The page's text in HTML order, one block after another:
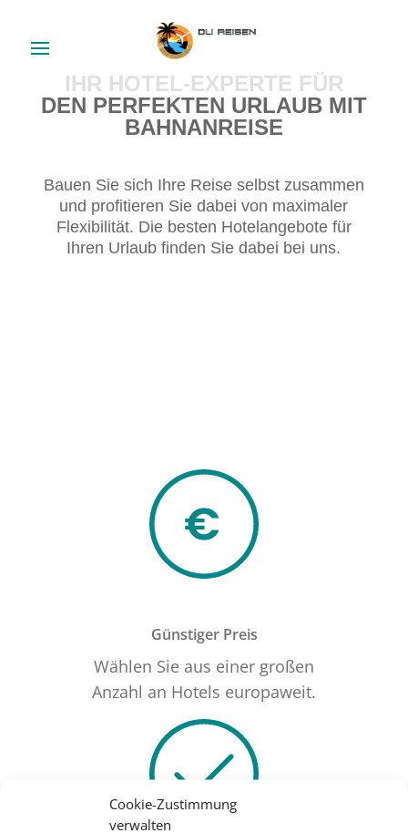
Cookie-Zustimmung
verwalten
IHR HOTEL-EXPERTE FÜR
DEN PERFEKTEN URLAUB MIT
BAHNANREISE
Bauen Sie sich Ihre Reise selbst zusammen
und profitieren Sie dabei von maximaler
Flexibilität. Die besten Hotelangebote für
Ihren Urlaub finden Sie dabei bei uns.
Günstiger Preis
Wählen Sie aus einer großen
Anzahl an Hotels europaweit.